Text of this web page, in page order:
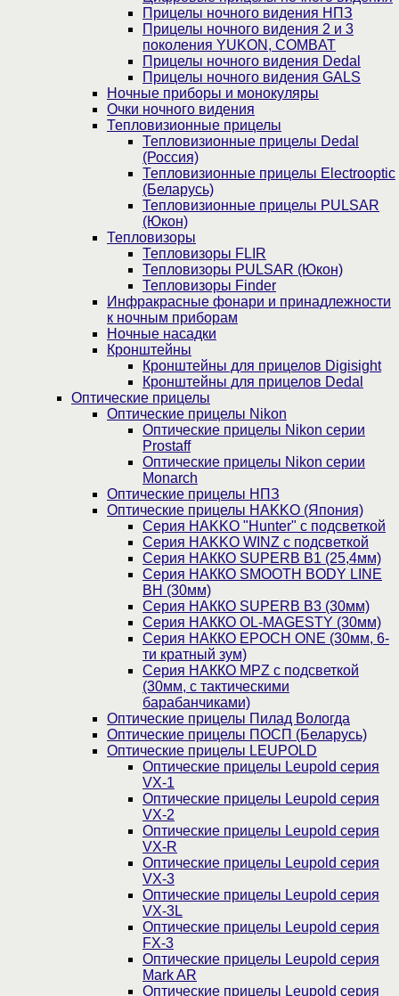
Прицелы ночного видения НПЗ
Прицелы ночного видения 2 и 3
поколения YUKON, COMBAT
Прицелы ночного видения Dedal
Прицелы ночного видения GALS
Ночные приборы и монокуляры
Очки ночного видения
Тепловизионные прицелы
Тепловизионные прицелы Dedal
(Россия)
Тепловизионные прицелы Electrooptic
(Беларусь)
Тепловизионные прицелы PULSAR
(Юкон)
Тепловизоры
Тепловизоры FLIR
Тепловизоры PULSAR (Юкон)
Тепловизоры Finder
Инфракрасные фонари и принадлежности
к ночным приборам
Ночные насадки
Кронштейны
Кронштейны для прицелов Digisight
Кронштейны для прицелов Dedal
Оптические прицелы
Оптические прицелы Nikon
Оптические прицелы Nikon серии
Prostaff
Оптические прицелы Nikon серии
Monarch
Оптические прицелы НПЗ
Оптические прицелы HAKKO (Япония)
Cерия HAKKO "Hunter" с подсветкой
Серия НAKKO WINZ с подсветкой
Серия НАККО SUPERB B1 (25,4мм)
Серия НАККО SMOOTH BODY LINE
BH (30мм)
Серия НАККО SUPERB B3 (30мм)
Серия НАККО OL-MAGESTY (30мм)
Серия НАККО EPOCH ONE (30мм, 6-
ти кратный зум)
Серия НАККО MPZ с подсветкой
(30мм, c тактическими
барабанчиками)
Оптические прицелы Пилад Вологда
Оптические прицелы ПОСП (Беларусь)
Оптические прицелы LEUPOLD
Оптические прицелы Leupold серия
VX-1
Оптические прицелы Leupold серия
VX-2
Оптические прицелы Leupold серия
VX-R
Оптические прицелы Leupold серия
VX-3
Оптические прицелы Leupold серия
VX-3L
Оптические прицелы Leupold серия
FX-3
Оптические прицелы Leupold серия
Mark AR
Оптические прицелы Leupold серия